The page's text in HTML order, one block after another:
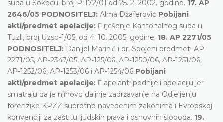
suda u Sokocu, broj P-172/01 od 25. 2. 2002. godine. 17. AP
2646/05 PODNOSITELJ: Alma Džaferović Pobijani
akti/predmet apelacije:  rješenje Kantonalnog suda u
Tuzli, broj Uzsp-1/05, od 4. 10. 2005. godine. 18. AP 2271/05
PODNOSITELJ: Danijel Marinić i dr. Spojeni predmeti AP-
2271/05, AP-2347/05, AP-125/06, AP-1250/06, AP-1251/06,
AP-1252/06, AP-1253/06 i AP-1254/06 Pobijani
akti/predmet apelacije:  apelanti podnijeli apelaciju jer
smatraju da je njihovo daljnje zadržavanje na Odjeljenju
forenzike KPZZ suprotno navedenim zakonima i Evropskoj
konvenciji za zaštitu ljudskih prava i osnovnih sloboda. 19.